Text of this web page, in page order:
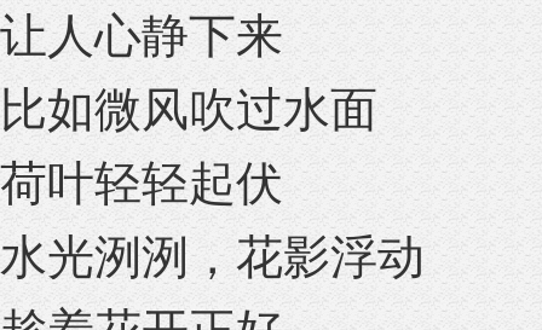
让人心静下来
比如微风吹过水面
荷叶轻轻起伏
水光洌洌，花影浮动